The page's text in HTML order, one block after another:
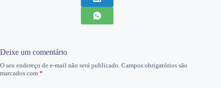
Deixe um comentário
O seu endereço de e-mail não será publicado. Campos obrigatórios são
marcados com *